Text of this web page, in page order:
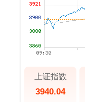
上证指数
3940.04